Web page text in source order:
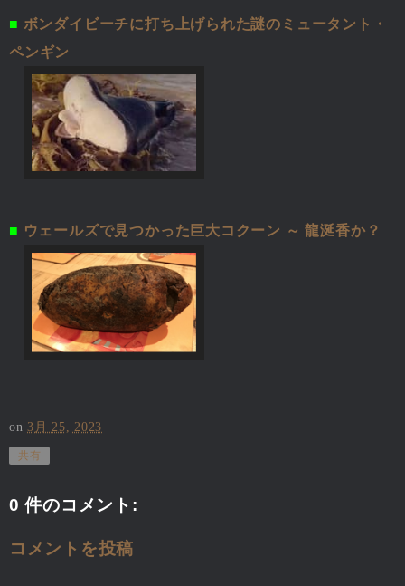
■ ボンダイビーチに打ち上げられた謎のミュータント・
ペンギン
■ ウェールズで見つかった巨大コクーン ～ 龍涎香か？
on3月 25, 2023
共有
0 件のコメント:
コメントを投稿